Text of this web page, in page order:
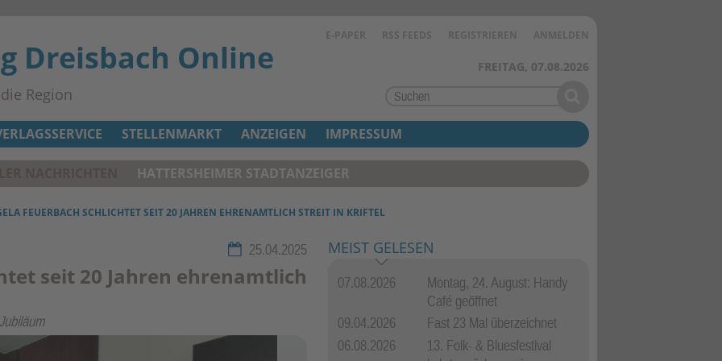
E-PAPER RSS FEEDS REGISTRIEREN ANMELDEN
Dreisbach Online
Region
FREITAG, 07.08.2026
FEUERBACH SCHLICHTET SEIT 20 JAHREN EHRENAMTLICH STREIT IN KRIFTEL
Rubrik:25.04.2025
seit 20 Jahren ehrenamtlich
MEIST GELESEN
07.08.2026
Montag, 24. August: Handy
Café geöffnet
09.04.2026
Fast 23 Mal überzeichnet
06.08.2026
13. Folk- & Bluesfestival
HATTERSHEIMER STADTANZEIGER
STELLENMARKT ANZEIGEN IMPRESSUM